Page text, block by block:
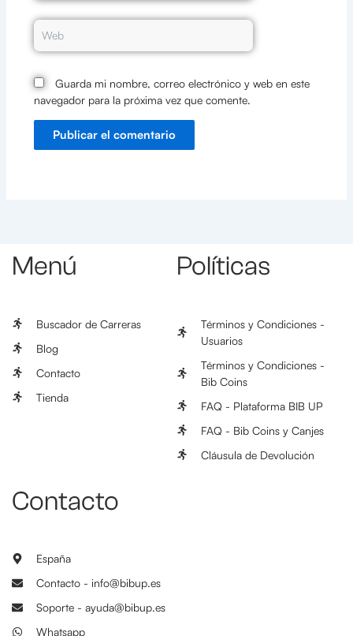
Web
Guarda mi nombre, correo electrónico y web en este
navegador para la próxima vez que comente.
Menú
Buscador de Carreras
Blog
Contacto
Tienda
Políticas
Términos y Condiciones -
Usuarios
Términos y Condiciones -
Bib Coins
FAQ - Plataforma BIB UP
FAQ - Bib Coins y Canjes
Cláusula de Devolución
Contacto
España
Contacto - info@bibup.es
Soporte - ayuda@bibup.es
Whatsapp